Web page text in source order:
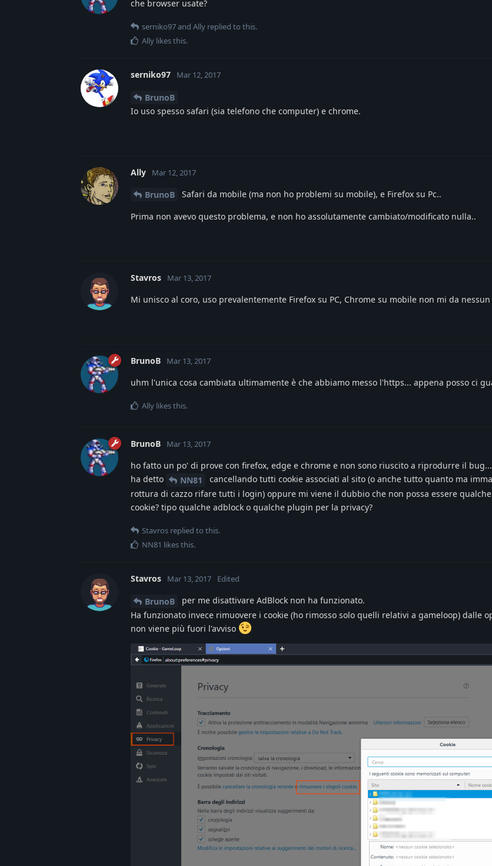
che browser usate?
serniko97and Ally replied to this.
Ally likes this.
serniko97 Mar 12, 2017
BrunoB
Io uso spesso safari (sia telefono che computer) e chrome.
Ally Mar 12, 2017
BrunoB Safari da mobile (ma non ho problemi su mobile), e Firefox su Pc..
Prima non avevo questo problema, e non ho assolutamente cambiato/modificato nulla..
Stavros Mar 13, 2017
Mi unisco al coro, uso prevalentemente Firefox su PC, Chrome su mobile non mi da
BrunoB Mar 13, 2017
uhm l'unica cosa cambiata ultimamente è che abbiamo messo l'https... appena posso ci
Ally likes this.
BrunoB Mar 13, 2017
ho fatto un po' di prove con firefox, edge e chrome e non sono riuscito a riprodurre il
ha detto
NN81
cancellando tutti cookie associati al sito (o anche tutto quanto ma
rottura di cazzo rifare tutti i login) oppure mi viene il dubbio che non possa essere
cookie? tipo qualche adblock o qualche plugin per la privacy?
Stavros replied to this.
NN81 likes this.
Stavros Mar 13, 2017 Edited
BrunoB
per me disattivare AdBlock non ha funzionato.
Ha funzionato invece rimuovere i cookie (ho rimosso solo quelli relativi a gameloop) dalle
non viene più fuori l'avviso